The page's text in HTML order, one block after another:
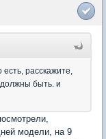
расскажите,
должны быть. и
модели, на 9